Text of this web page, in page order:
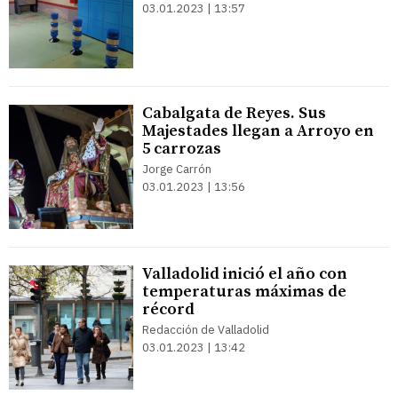
03.01.2023 | 13:57
Cabalgata de Reyes. Sus
Majestades llegan a Arroyo en
5 carrozas
Jorge Carrón
03.01.2023 | 13:56
Valladolid inició el año con
temperaturas máximas de
récord
Redacción de Valladolid
03.01.2023 | 13:42